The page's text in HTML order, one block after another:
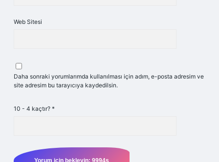
Web Sitesi
Daha sonraki yorumlarımda kullanılması için adım, e-posta adresim ve
site adresim bu tarayıcıya kaydedilsin.
10 - 4 kaçtır? *